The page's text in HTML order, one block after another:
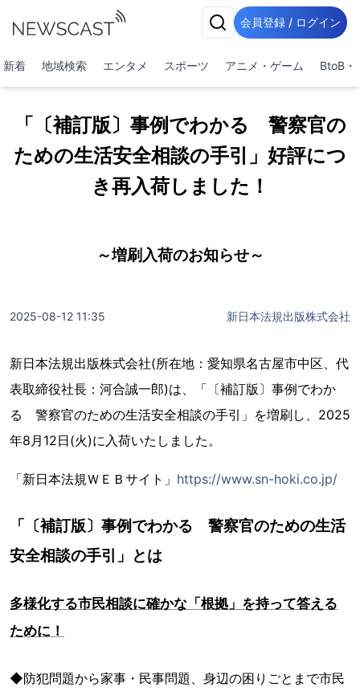
会員登録 / ログイン
新着 地域検索 エンタメ スポーツ アニメ・ゲーム BtoB・
「〔補訂版〕事例でわかる 警察官の
ための生活安全相談の手引」好評につ
き再入荷しました！
～増刷入荷のお知らせ～
2025-08-12 11:35 新日本法規出版株式会社
新日本法規出版株式会社(所在地：愛知県名古屋市中区、代
表取締役社長：河合誠一郎)は、「〔補訂版〕事例でわか
る 警察官のための生活安全相談の手引」を増刷し、2025
年8月12日(火)に入荷いたしました。
「新日本法規ＷＥＢサイト」 https://www.sn-hoki.co.jp/
「〔補訂版〕事例でわかる 警察官のための生活
安全相談の手引」とは
多様化する市民相談に確かな「根拠」を持って答える
ために！
◆防犯問題から家事・民事問題、身辺の困りごとまで市民